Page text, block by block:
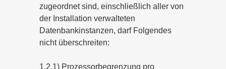
zugeordnet sind, einschließlich aller von
der Installation verwalteten
Datenbankinstanzen, darf Folgendes
nicht überschreiten:
1.2.1) Prozessorbegrenzung pro